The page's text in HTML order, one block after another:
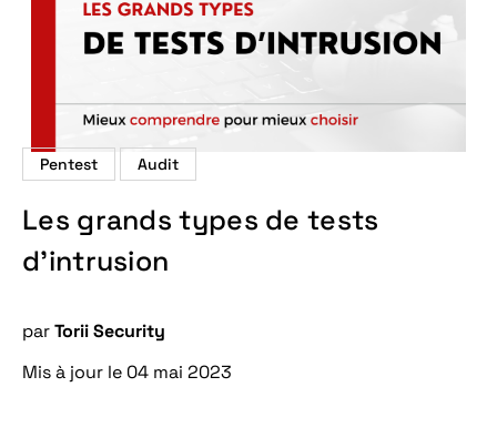
Pentest Audit
Les grands types de tests
d’intrusion
parTorii Security
Mis à jour le 04 mai 2023